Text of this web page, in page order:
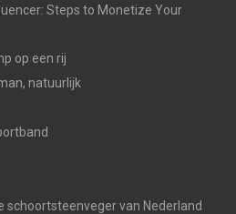
Steps to Monetize Your
op een rij
natuurlijk
schoortsteenveger van Nederland